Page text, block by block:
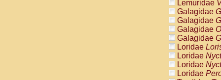
Atelidae
Atelidae
Atelidae
Atelidae
Atelidae
Atelidae
Atelidae
Atelidae
Pitheciidae
Lemuridae
Galagidae
Galagidae
Galagidae
Galagidae
Loridae
Loridae
Loridae
Loridae